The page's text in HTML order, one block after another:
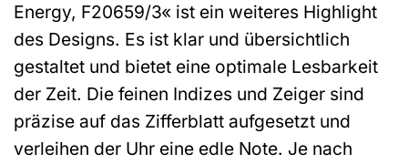
Energy, F20659/3« ist ein weiteres Highlight
des Designs. Es ist klar und übersichtlich
gestaltet und bietet eine optimale Lesbarkeit
der Zeit. Die feinen Indizes und Zeiger sind
präzise auf das Zifferblatt aufgesetzt und
verleihen der Uhr eine edle Note. Je nach